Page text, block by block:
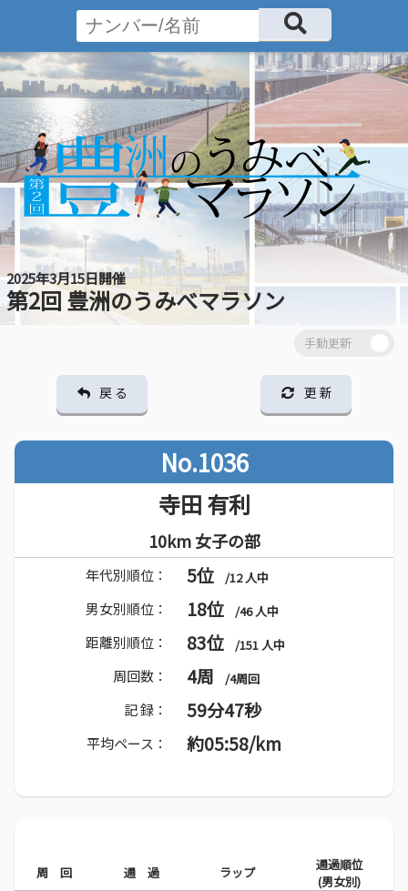
2025年3月15日開催
第2回 豊洲のうみべマラソン
戻 る 更 新
No.1036
寺田 有利
10km 女子の部
年代別順位： 5位 /12 人中
男女別順位： 18位 /46 人中
距離別順位： 83位 /151 人中
周回数： 4周 /4周回
記 録： 59分47秒
平均ペース： 約05:58/km
周 回 通 過 ラップ
通過順位
(男女別)